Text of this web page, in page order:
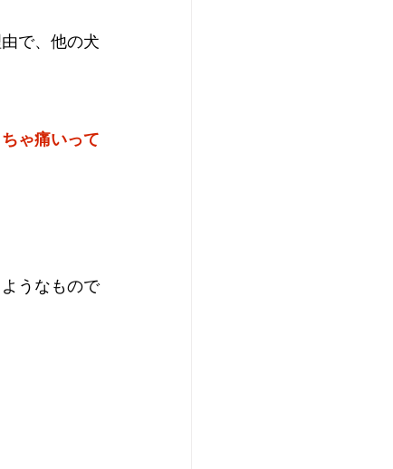
で、他の犬
ゃ痛いって
うなもので